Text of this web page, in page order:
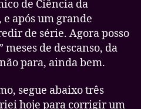
Finalmente.
de Ciência da
e após um grande
de série. Agora posso
meses de descanso, da
para, ainda bem.
segue abaixo três
hoje para corrigir um